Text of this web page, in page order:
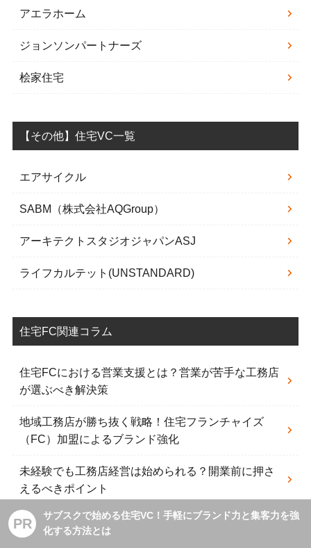
アエラホーム
ジョンソンパートナーズ
桧家住宅
【その他】住宅VC一覧
エアサイクル
SABM（株式会社AQGroup）
アーキテクトスタジオジャパンASJ
ライフカルテット(UNSTANDARD)
住宅FC関連コラム
住宅FCにおける営業支援とは？営業が苦手な工務店
が選ぶべき解決策
地域工務店が勝ち抜く戦略！住宅フランチャイズ
（FC）加盟によるブランド強化
未経験でも工務店経営は始められる？開業前に押さ
えるべきポイント
住宅FC加盟店の撤退リスクとは？原因と具体的な対
策を解説
PR
サブスクで始める住宅VC！手軽にブランド力と集客力を強
化する方法とは